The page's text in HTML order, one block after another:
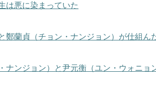
は悪に染まっていた
鄭蘭貞（チョン・ナンジョン）が仕組ん
ナンジョン）と尹元衡（ユン・ウォニョ